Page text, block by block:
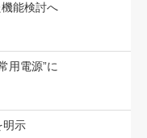
能検討へ
用電源”に
明示